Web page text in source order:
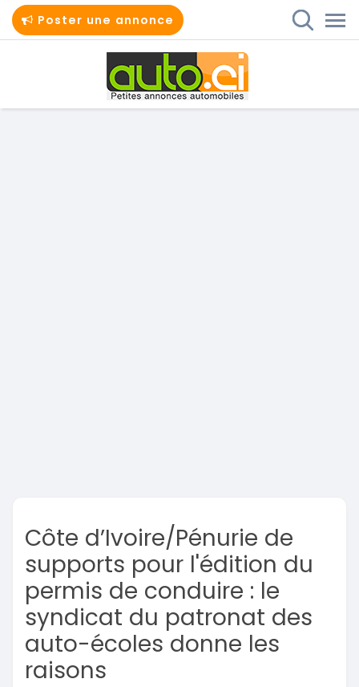
Poster une annonce
Côte d’Ivoire/Pénurie de
supports pour l'édition du
permis de conduire : le
syndicat du patronat des
auto-écoles donne les
raisons